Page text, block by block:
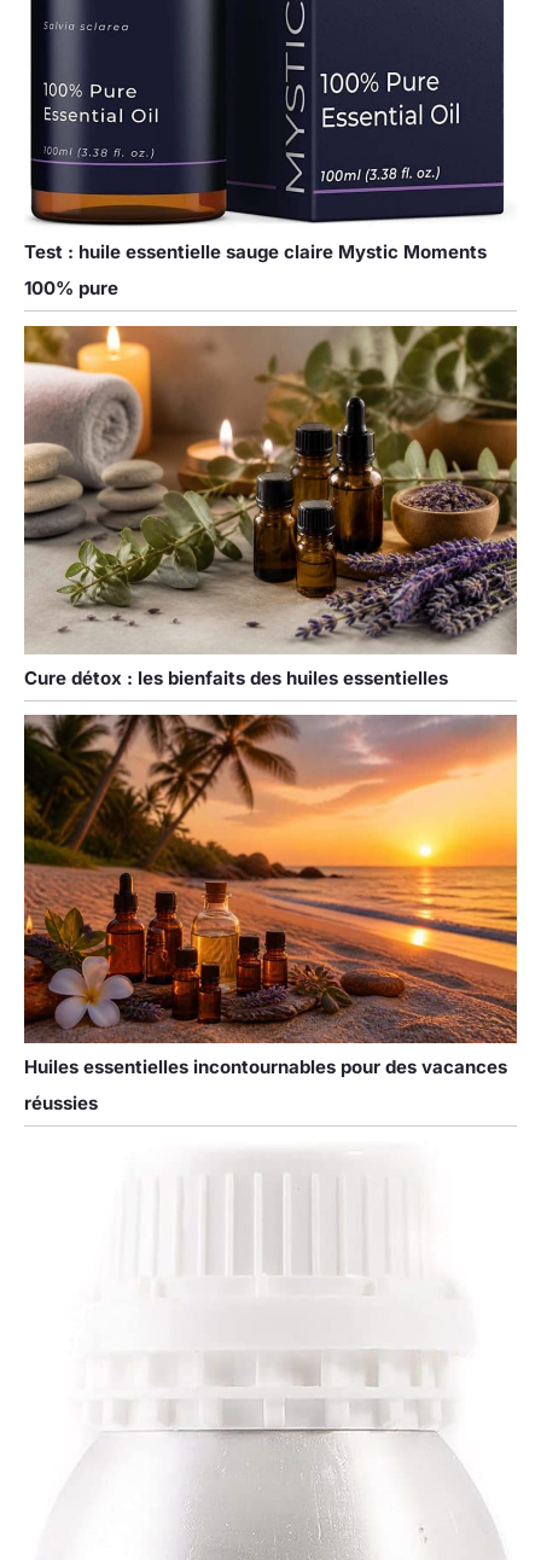
liquides. Les
Compte-gouttes en
vous aideront à
transférer les
liquides dans les
gouttes en verre
sans dégâts.
NOMBREUSES
UTILISATIONS:
en Verre Brun Vides
est adaptée pour le
stockage d'huiles
essentielles de
bricolage, d'extraits
d'herbes et de
cosmétiques,
d'huiles de parfum,
d'huiles de barbe,
d'huiles capillaires
et d'autres liquides.
Convient pour les
voyages, les
vacances, le
camping, la vie
quotidienne,etc.
Réutilisable,
rechargeable,
écologique et
pratique, ils sont un
cadeau parfait pour
les amateurs
d'huiles
essentielles, les
amis ou les parents.
Test : huile essentielle sauge claire Mystic Moments
100% pure
Cure détox : les bienfaits des huiles essentielles
Huiles essentielles incontournables pour des vacances
réussies